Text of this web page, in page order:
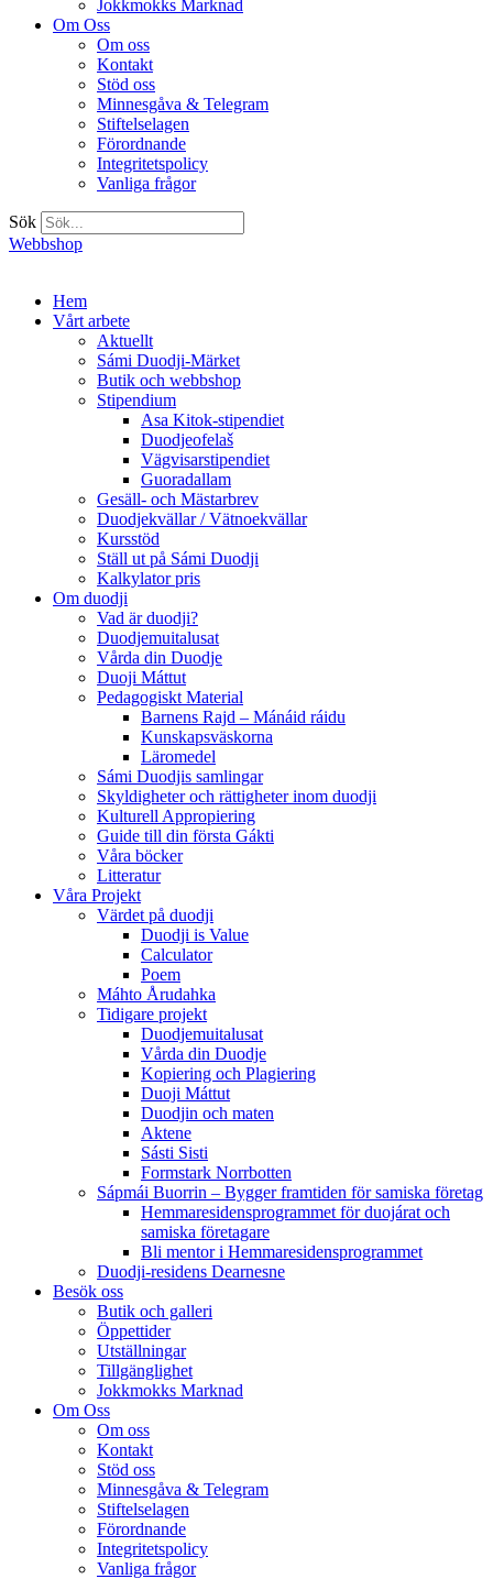
Jokkmokks Marknad
Om Oss
Om oss
Kontakt
Stöd oss
Minnesgåva & Telegram
Stiftelselagen
Förordnande
Integritetspolicy
Vanliga frågor
Sök
Webbshop
Hem
Vårt arbete
Aktuellt
Sámi Duodji-Märket
Butik och webbshop
Stipendium
Asa Kitok-stipendiet
Duodjeofelaš
Vägvisarstipendiet
Guoradallam
Gesäll- och Mästarbrev
Duodjekvällar / Vätnoekvällar
Kursstöd
Ställ ut på Sámi Duodji
Kalkylator pris
Om duodji
Vad är duodji?
Duodjemuitalusat
Vårda din Duodje
Duoji Máttut
Pedagogiskt Material
Barnens Rajd – Mánáid ráidu
Kunskapsväskorna
Läromedel
Sámi Duodjis samlingar
Skyldigheter och rättigheter inom duodji
Kulturell Appropiering
Guide till din första Gákti
Våra böcker
Litteratur
Våra Projekt
Värdet på duodji​
Duodji is Value
Calculator
Poem
Máhto Årudahka
Tidigare projekt
Duodjemuitalusat
Vårda din Duodje
Kopiering och Plagiering
Duoji Máttut
Duodjin och maten
Aktene
Sásti Sisti
Formstark Norrbotten
Sápmái Buorrin – Bygger framtiden för samiska företag
Hemmaresidensprogrammet för duojárat och
samiska företagare​
Bli mentor i Hemmaresidensprogrammet
Duodji-residens Dearnesne
Besök oss
Butik och galleri
Öppettider
Utställningar
Tillgänglighet
Jokkmokks Marknad
Om Oss
Om oss
Kontakt
Stöd oss
Minnesgåva & Telegram
Stiftelselagen
Förordnande
Integritetspolicy
Vanliga frågor